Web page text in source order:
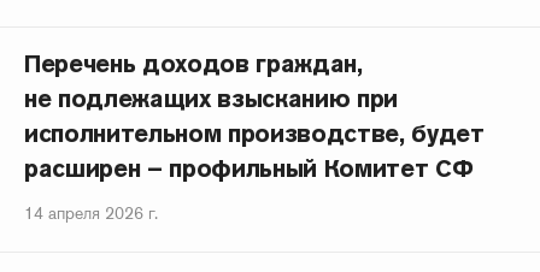
Перечень доходов граждан,
не подлежащих взысканию при
исполнительном производстве, будет
расширен – профильный Комитет СФ
14 апреля 2026 г.